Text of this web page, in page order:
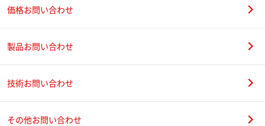
価格お問い合わせ
製品お問い合わせ
技術お問い合わせ
その他お問い合わせ